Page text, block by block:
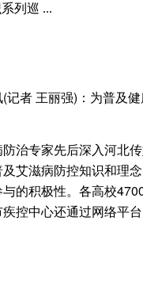
列巡 ...
王丽强)：为普及健
专家先后深入河北传
艾滋病防控知识和理
的积极性。各高校
控中心还通过网络平